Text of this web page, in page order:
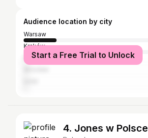
Audience location by city
Warsaw
Kraków
Poznań
Start a Free Trial to Unlock
4. Jones w Polsce